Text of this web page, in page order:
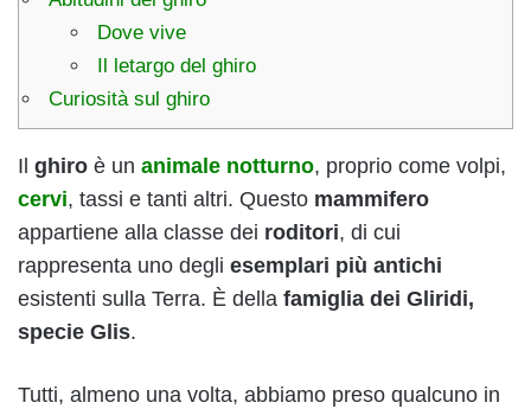
Dove vive
Il letargo del ghiro
Curiosità sul ghiro
Il ghiro è un animale notturno, proprio come volpi,
cervi, tassi e tanti altri. Questo mammifero
appartiene alla classe dei roditori, di cui
rappresenta uno degli esemplari più antichi
esistenti sulla Terra. È della famiglia dei Gliridi,
specie Glis.
Tutti, almeno una volta, abbiamo preso qualcuno in